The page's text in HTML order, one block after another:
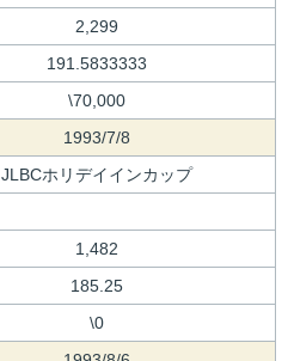
2,299
191.5833333
\70,000
1993/7/8
JLBCホリデイインカップ
1,482
185.25
\0